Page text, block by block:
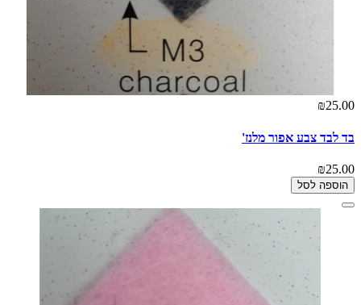
₪25.00
בד לבד צבע אפור מלנז'
₪25.00
הוספה לסל